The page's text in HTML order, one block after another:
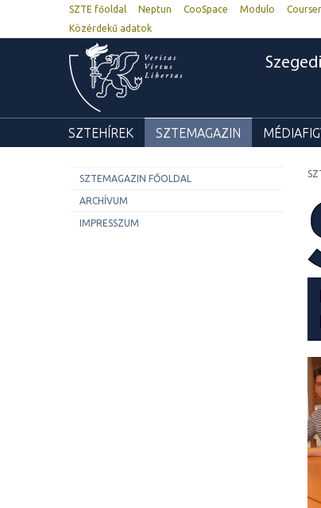
SZTE főoldal Neptun CooSpace Modulo
Közérdekű adatok
SZTEHÍREK SZTEMAGAZIN
SZTEMAGAZIN FŐOLDAL
ARCHÍVUM
IMPRESSZUM